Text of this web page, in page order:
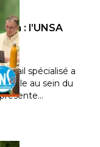
: l’UNSA
spécialisé a
au sein du